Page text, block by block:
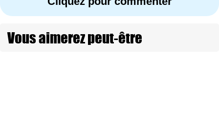
Vous aimerez peut-être